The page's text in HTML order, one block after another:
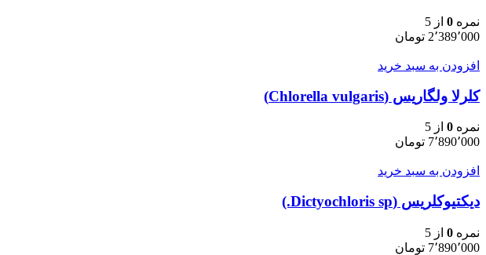
نمره 0 از 5
2٬389٬000 تومان
افزودن به سبد خرید
کلرلا ولگاریس (Chlorella vulgaris)
نمره 0 از 5
7٬890٬000 تومان
افزودن به سبد خرید
دیکتیوکلریس (Dictyochloris sp.)
نمره 0 از 5
7٬890٬000 تومان